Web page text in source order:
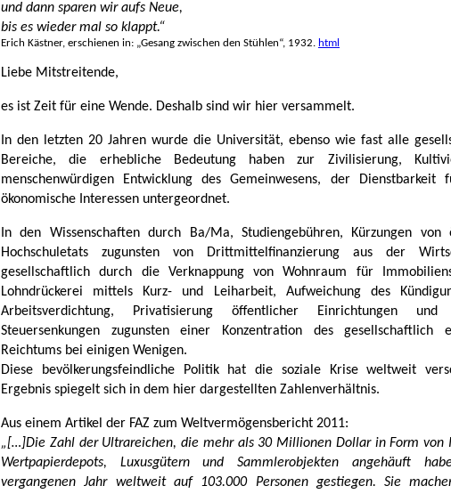
und dann sparen wir aufs Neue,
bis es wieder mal so klappt.“
Erich Kästner, erschienen in: „Gesang zwischen den Stühlen“, 1932. html
Liebe Mitstreitende,
es ist Zeit für eine Wende. Deshalb sind wir hier versammelt.
In den letzten 20 Jahren wurde die Universität, ebenso wie fast alle
Bereiche, die erhebliche Bedeutung haben zur Zivilisierung,
menschenwürdigen Entwicklung des Gemeinwesens, der Dienstbarkeit
ökonomische Interessen untergeordnet.
In den Wissenschaften durch Ba/Ma, Studiengebühren, Kürzungen von
Hochschuletats zugunsten von Drittmittelfinanzierung aus der
gesellschaftlich durch die Verknappung von Wohnraum für
Lohndrückerei mittels Kurz- und Leiharbeit, Aufweichung des
Arbeitsverdichtung, Privatisierung öffentlicher Einrichtungen und
Steuersenkungen zugunsten einer Konzentration des gesellschaftlich
Reichtums bei einigen Wenigen.
Diese bevölkerungsfeindliche Politik hat die soziale Krise weltweit
Ergebnis spiegelt sich in dem hier dargestellten Zahlenverhältnis.
Aus einem Artikel der FAZ zum Weltvermögensbericht 2011:
„[…]Die Zahl der Ultrareichen, die mehr als 30 Millionen Dollar in Form von
Wertpapierdepots, Luxusgütern und Sammlerobjekten angehäuft
vergangenen Jahr weltweit auf 103.000 Personen gestiegen. Sie